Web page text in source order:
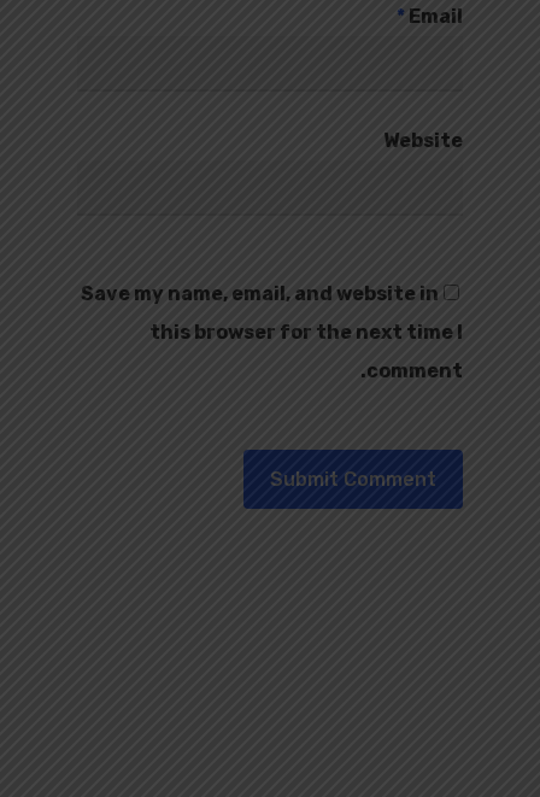
Email
*
Website
Save my name, email, and website in
this browser for the next time I
comment.